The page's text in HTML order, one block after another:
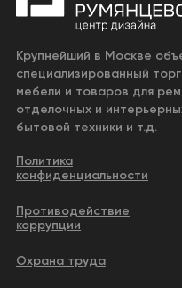
Крупнейший в Москве
специализированный
мебели и товаров для
отделочных и
бытовой техники и т.д.
Политика
конфиденциальности
Противодействие
коррупции
Охрана труда